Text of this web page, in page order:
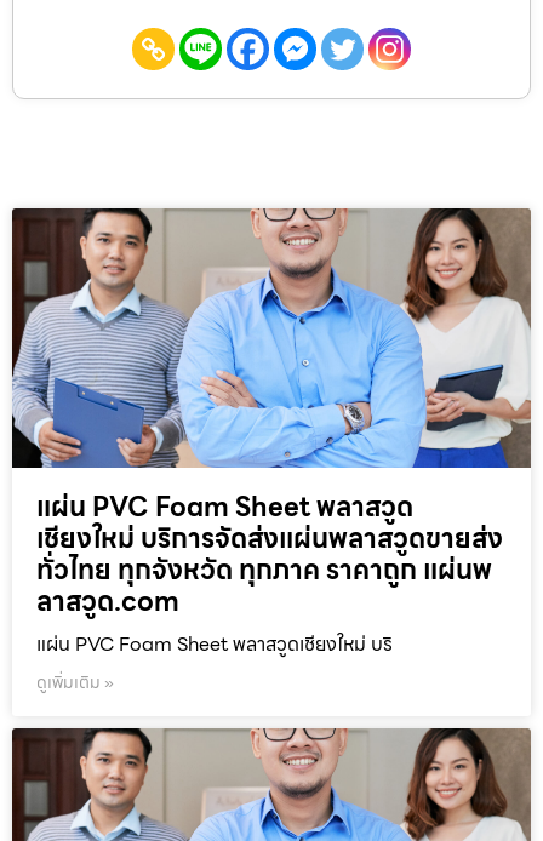
แผ่น PVC Foam Sheet พลาสวูด
เชียงใหม่ บริการจัดส่งแผ่นพลาสวูดขายส่ง
ทั่วไทย ทุกจังหวัด ทุกภาค ราคาถูก แผ่นพ
ลาสวูด.com
แผ่น PVC Foam Sheet พลาสวูดเชียงใหม่ บริ
ดูเพิ่มเติม »